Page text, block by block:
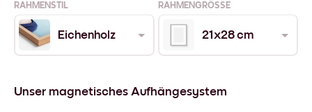
RAHMENSTIL RAHMENGRÖSSE
Eichenholz 21x28 cm
Unser magnetisches Aufhängesystem